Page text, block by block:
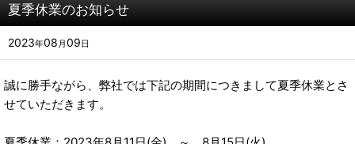
夏季休業のお知らせ
2023年08 月09日
誠に勝手ながら、弊社では下記の期間につきまして夏季休業とさ
せていただきます。